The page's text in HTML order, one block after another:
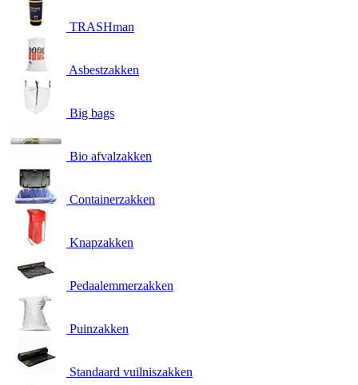
TRASHman
Asbestzakken
Big bags
Bio afvalzakken
Containerzakken
Knapzakken
Pedaalemmerzakken
Puinzakken
Standaard vuilniszakken